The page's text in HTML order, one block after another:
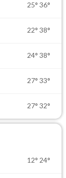
25° 36°
22° 38°
24° 38°
27° 33°
27° 32°
12° 24°